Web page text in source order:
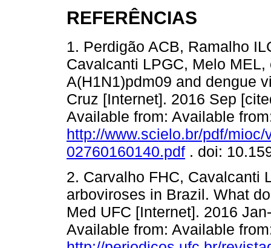
REFERÊNCIAS
1. Perdigão ACB, Ramalho
Cavalcanti LPGC, Melo
A(H1N1)pdm09 and dengue
Cruz [Internet]. 2016 Sep
Available from: Available
http://www.scielo.br/pdf/
02760160140.pdf . doi:
2. Carvalho FHC, Cavalcanti
arboviroses in Brazil. What
Med UFC [Internet]. 2016
Available from: Available